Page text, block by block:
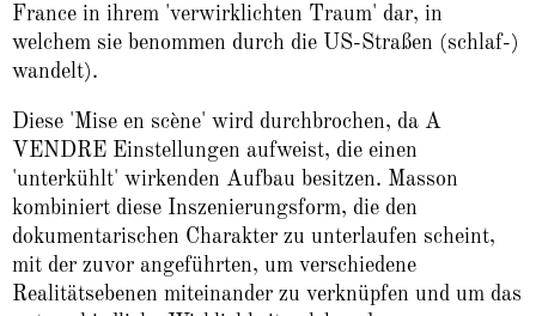
France in ihrem 'verwirklichten Traum' dar, in
welchem sie benommen durch die US-Straßen (schlaf-)
wandelt).
Diese 'Mise en scène' wird durchbrochen, da A
VENDRE Einstellungen aufweist, die einen
'unterkühlt' wirkenden Aufbau besitzen. Masson
kombiniert diese Inszenierungsform, die den
dokumentarischen Charakter zu unterlaufen scheint,
mit der zuvor angeführten, um verschiedene
Realitätsebenen miteinander zu verknüpfen und um das